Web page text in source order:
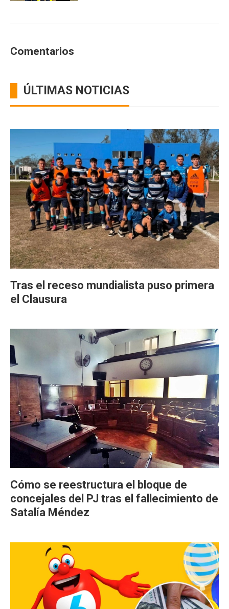
Comentarios
ÚLTIMAS NOTICIAS
Tras el receso mundialista puso primera
el Clausura
Cómo se reestructura el bloque de
concejales del PJ tras el fallecimiento de
Satalía Méndez